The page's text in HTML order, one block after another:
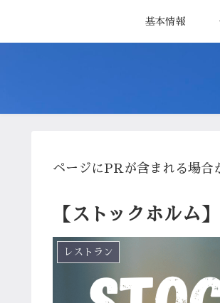
基本情報
ページにPRが含まれる場合
【ストックホルム
レストラン